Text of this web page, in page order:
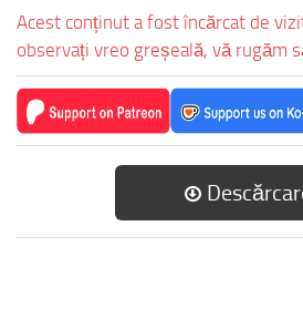
Acest conținut a fost încărcat de
observați vreo greșeală, vă rugăm